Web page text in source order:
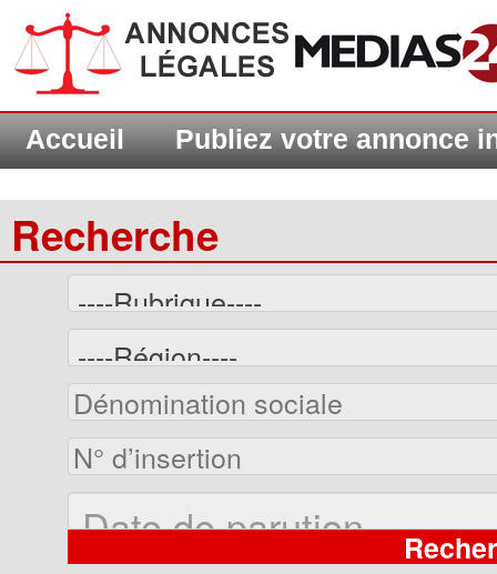
Accueil Publiez votre annonce
Recherche